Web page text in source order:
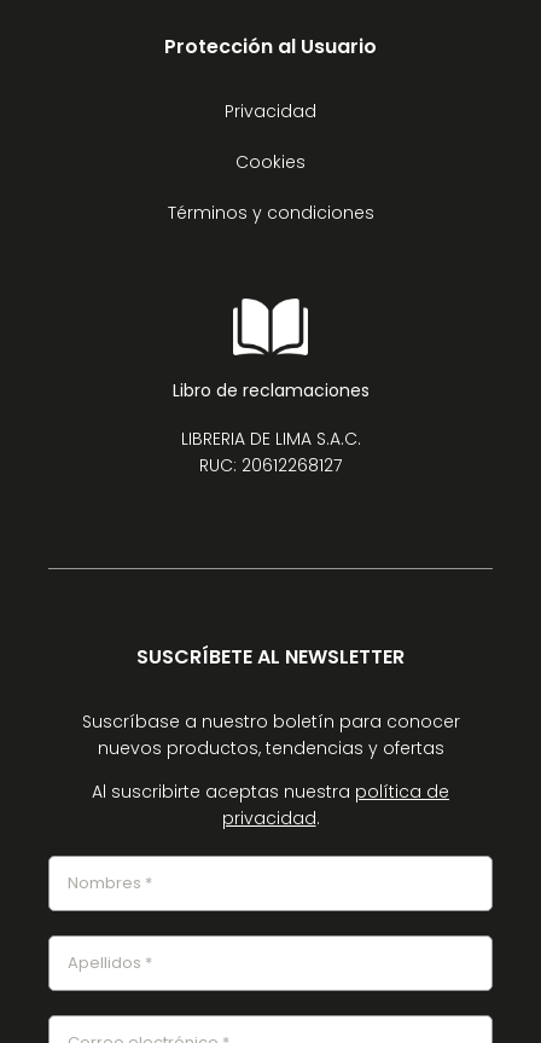
Protección al Usuario
Privacidad
Cookies
Términos y condiciones
Libro de reclamaciones
LIBRERIA DE LIMA S.A.C.
RUC: 20612268127
SUSCRÍBETE AL NEWSLETTER
Suscríbase a nuestro boletín para conocer
nuevos productos, tendencias y ofertas
Al suscribirte aceptas nuestra política de
privacidad.